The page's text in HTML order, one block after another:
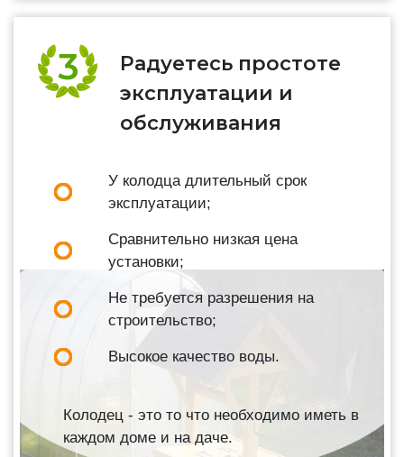
Радуетесь простоте
эксплуатации и
обслуживания
У колодца длительный срок
эксплуатации;
Сравнительно низкая цена
установки;
Не требуется разрешения на
строительство;
Высокое качество воды.
Колодец - это то что необходимо иметь в
каждом доме и на даче.